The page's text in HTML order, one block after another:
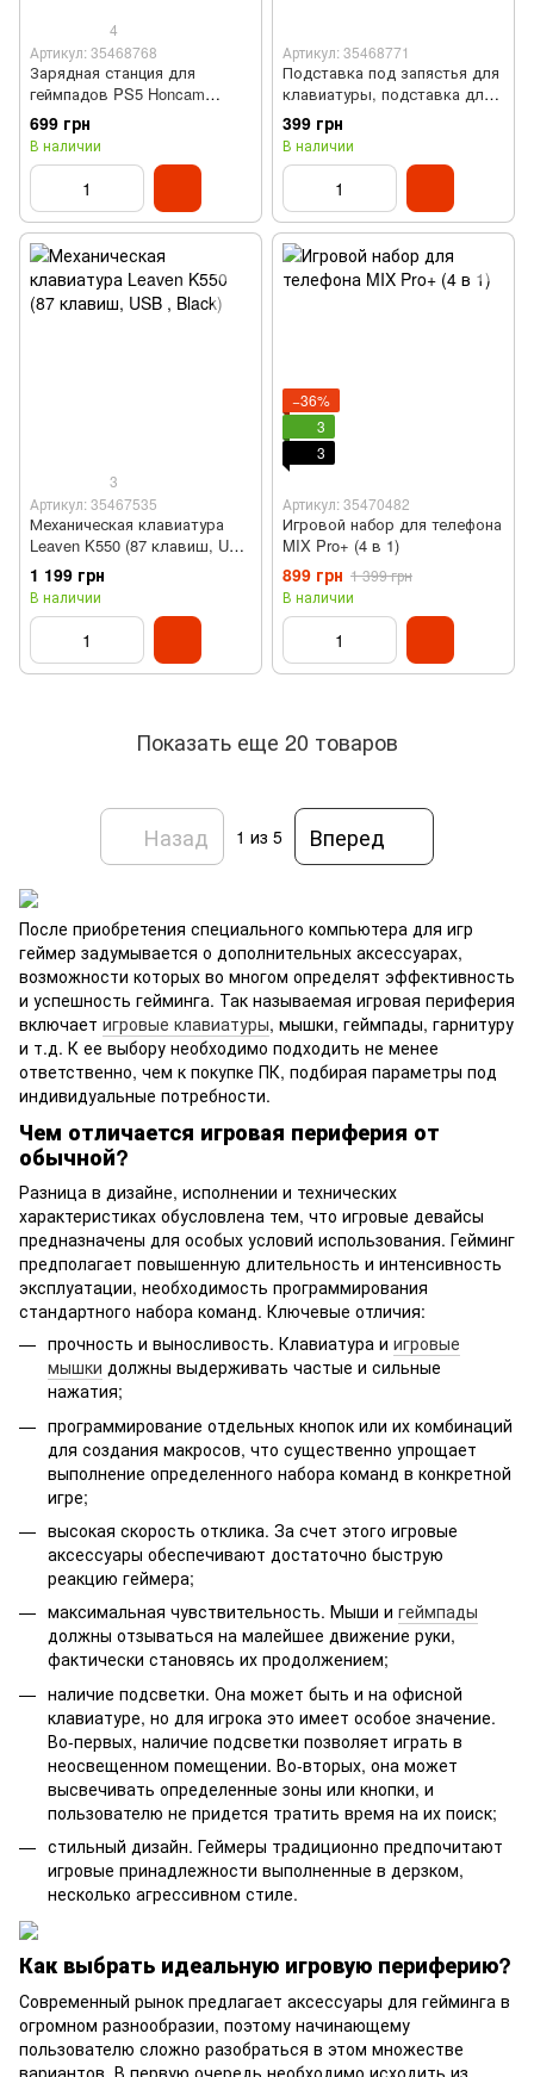
4
Артикул: 35468768
Зарядная станция для
геймпадов PS5 Honcam
DualSense Charging Station
A3705 (Type-C, LED, белый)
699 грн
В наличии
Артикул: 35468771
Подставка под запястья для
клавиатуры, подставка для
клавиатуры Ajazz Graffiti
(мягкая верхняя часть,
противоскользящие ножки,
эко-кожа, L)
399 грн
В наличии
3
Артикул: 35467535
Механическая клавиатура
Leaven K550 (87 клавиш, USB
, Black)
1 199 грн
В наличии
−36%
3
3
Артикул: 35470482
Игровой набор для телефона
MIX Pro+ (4 в 1)
899 грн 1 399 грн
В наличии
Показать еще 20 товаров
Назад 1 из 5 Вперед
После приобретения специального компьютера для игр
геймер задумывается о дополнительных аксессуарах,
возможности которых во многом определят эффективность
и успешность гейминга. Так называемая игровая периферия
включает игровые клавиатуры‌, мышки, геймпады, гарнитуру
и т.д. К ее выбору необходимо подходить не менее
ответственно, чем к покупке ПК, подбирая параметры под
индивидуальные потребности.
Чем отличается игровая периферия от
обычной?
Разница в дизайне, исполнении и технических
характеристиках обусловлена тем, что игровые девайсы
предназначены для особых условий использования. Гейминг
предполагает повышенную длительность и интенсивность
эксплуатации, необходимость программирования
стандартного набора команд. Ключевые отличия:
прочность и выносливость. Клавиатура и игровые
мышки‌ должны выдерживать частые и сильные
нажатия;
программирование отдельных кнопок или их комбинаций
для создания макросов, что существенно упрощает
выполнение определенного набора команд в конкретной
игре;
высокая скорость отклика. За счет этого игровые
аксессуары обеспечивают достаточно быструю
реакцию геймера;
максимальная чувствительность. Мыши и геймпады‌
должны отзываться на малейшее движение руки,
фактически становясь их продолжением;
наличие подсветки. Она может быть и на офисной
клавиатуре, но для игрока это имеет особое значение.
Во-первых, наличие подсветки позволяет играть в
неосвещенном помещении. Во-вторых, она может
высвечивать определенные зоны или кнопки, и
пользователю не придется тратить время на их поиск;
стильный дизайн. Геймеры традиционно предпочитают
игровые принадлежности выполненные в дерзком,
несколько агрессивном стиле.
Как выбрать идеальную игровую периферию?
Современный рынок предлагает аксессуары для гейминга в
огромном разнообразии, поэтому начинающему
пользователю сложно разобраться в этом множестве
вариантов. В первую очередь необходимо исходить из